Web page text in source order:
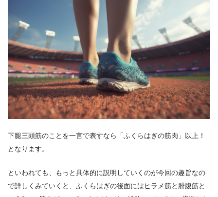
下腿三頭筋のことを一言で表すなら「ふくらはぎの筋肉」以上！
となります。
といわれても、もっと具体的に説明していくのが今回の趣旨なの
で詳しくみていくと、ふくらはぎの後面にはヒラメ筋と腓腹筋と